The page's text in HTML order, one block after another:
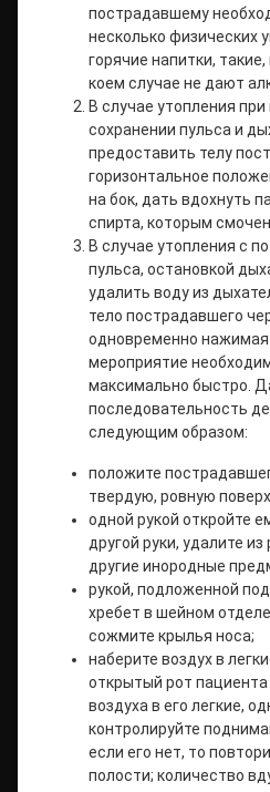
пострадавшему
несколько физических
горячие напитки,
коем случае не дают
В случае утопления
сохранении пульса и
предоставить телу
горизонтальное
на бок, дать вдохнуть
спирта, которым
В случае утопления с
пульса, остановкой
удалить воду из
тело пострадавшего
одновременно нажимая
мероприятие
максимально быстро.
последовательность
следующим образом:
положите
твердую, ровную
одной рукой откройте
другой руки, удалите
другие инородные
рукой, подложенной
хребет в шейном
сожмите крылья носа;
наберите воздух в
открытый рот
воздуха в его легкие,
контролируйте
если его нет, то
полости; количество